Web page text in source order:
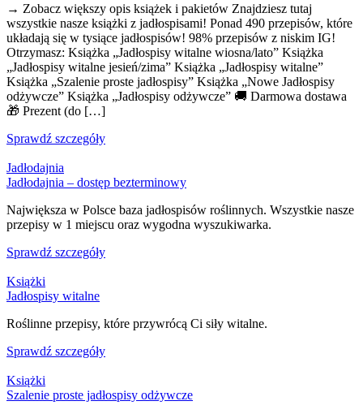
→ Zobacz większy opis książek i pakietów Znajdziesz tutaj
wszystkie nasze książki z jadłospisami! Ponad 490 przepisów, które
układają się w tysiące jadłospisów! 98% przepisów z niskim IG!
Otrzymasz: Książka „Jadłospisy witalne wiosna/lato” Książka
„Jadłospisy witalne jesień/zima” Książka „Jadłospisy witalne”
Książka „Szalenie proste jadłospisy” Książka „Nowe Jadłospisy
odżywcze” Książka „Jadłospisy odżywcze” 🚚 Darmowa dostawa
🎁 Prezent (do […]
Sprawdź szczegóły
Jadłodajnia
Jadłodajnia – dostęp bezterminowy
Największa w Polsce baza jadłospisów roślinnych. Wszystkie nasze
przepisy w 1 miejscu oraz wygodna wyszukiwarka.
Sprawdź szczegóły
Książki
Jadłospisy witalne
Roślinne przepisy, które przywrócą Ci siły witalne.
Sprawdź szczegóły
Książki
Szalenie proste jadłospisy odżywcze